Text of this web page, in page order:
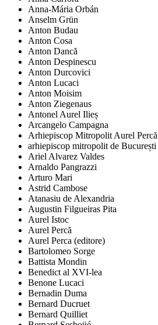
Anna-Mária Orbán
Anselm Grün
Anton Budau
Anton Cosa
Anton Dancă
Anton Despinescu
Anton Durcovici
Anton Lucaci
Anton Moisim
Anton Ziegenaus
Antonel Aurel Ilieș
Arcangelo Campagna
Arhiepiscop Mitropolit Aurel Percă
arhiepiscop mitropolit de București
Ariel Alvarez Valdes
Arnaldo Pangrazzi
Arturo Mari
Astrid Cambose
Atanasiu de Alexandria
Augustin Filgueiras Pita
Aurel Istoc
Aurel Percă
Aurel Perca (editore)
Bartolomeo Sorge
Battista Mondin
Benedict al XVI-lea
Benone Lucaci
Bernadin Duma
Bernard Ducruet
Bernard Quilliet